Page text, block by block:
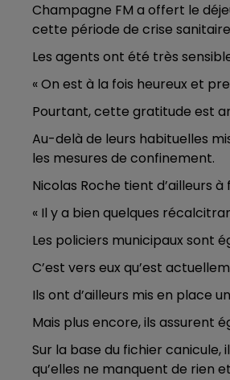
LA FAMILLE
Champagne FM a offert le
cette période de crise
Les agents ont été très
« On est à la fois heureux et
Pourtant, cette gratitude est
Au-delà de leurs habituelles
les mesures de confinement.
Nicolas Roche tient d’ailleurs
« Il y a bien quelques
Les policiers municipaux sont
C’est vers eux qu’est
Ils ont d’ailleurs mis en place
Mais plus encore, ils assurent
Sur la base du fichier
qu’elles ne manquent de rien